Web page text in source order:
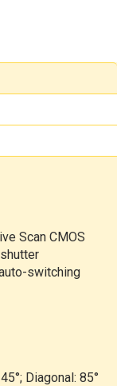
Scan CMOS
switching
Diagonal: 85°